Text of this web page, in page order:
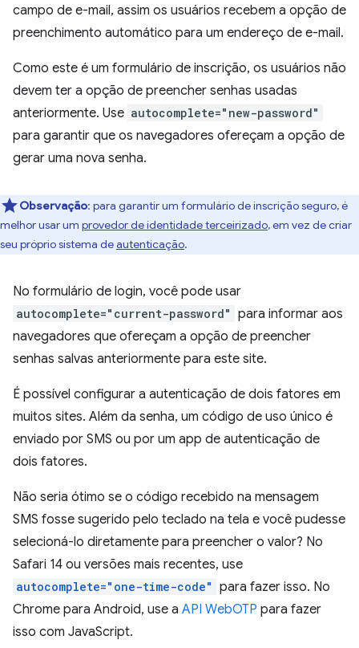
campo de e-mail, assim os usuários recebem a opção de
preenchimento automático para um endereço de e-mail.
Como este é um formulário de inscrição, os usuários não
devem ter a opção de preencher senhas usadas
anteriormente. Use autocomplete="new-password"
para garantir que os navegadores ofereçam a opção de
gerar uma nova senha.
Observação: para garantir um formulário de inscrição seguro, é
melhor usar um provedor de identidade terceirizado, em vez de criar
seu próprio sistema deautenticação.
No formulário de login, você pode usar
autocomplete="current-password" para informar aos
navegadores que ofereçam a opção de preencher
senhas salvas anteriormente para este site.
É possível configurar a autenticação de dois fatores em
muitos sites. Além da senha, um código de uso único é
enviado por SMS ou por um app de autenticação de
dois fatores.
Não seria ótimo se o código recebido na mensagem
SMS fosse sugerido pelo teclado na tela e você pudesse
selecioná-lo diretamente para preencher o valor? No
Safari 14 ou versões mais recentes, use
autocomplete="one-time-code" para fazer isso. No
Chrome para Android, use a API WebOTP para fazer
isso com JavaScript.